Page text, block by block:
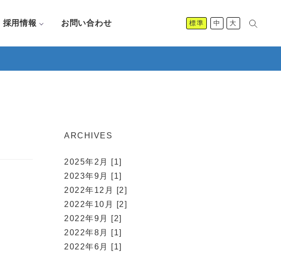
採用情報 お問い合わせ 標準 中 大
ARCHIVES
2025年2月 [1]
2023年9月 [1]
2022年12月 [2]
2022年10月 [2]
2022年9月 [2]
2022年8月 [1]
2022年6月 [1]